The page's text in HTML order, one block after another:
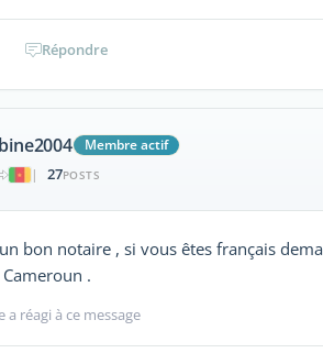
Répondre
Membre actif
|
27POSTS
bon notaire , si vous êtes français
.
a réagi à ce message